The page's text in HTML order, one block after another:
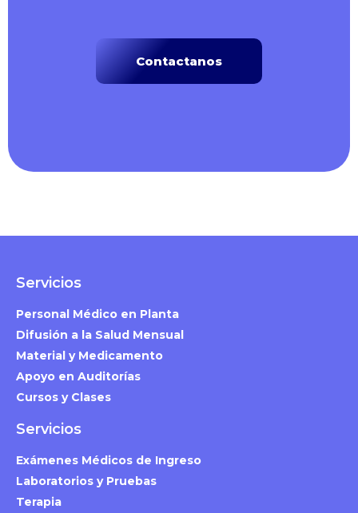
Contactanos
Servicios
Personal Médico en Planta
Difusión a la Salud Mensual
Material y Medicamento
Apoyo en Auditorías
Cursos y Clases
Servicios
Exámenes Médicos de Ingreso
Laboratorios y Pruebas
Terapia